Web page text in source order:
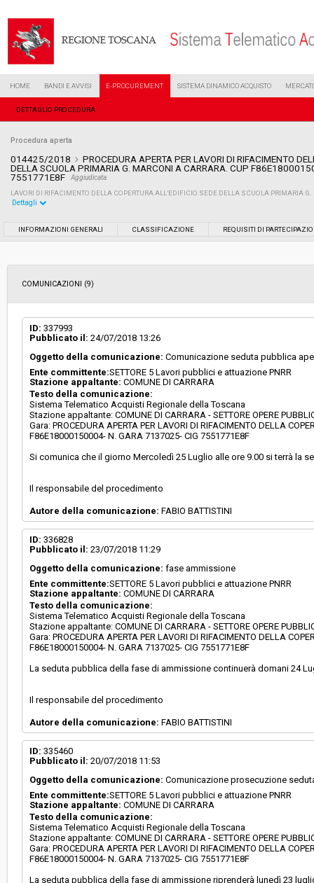
HOME BANDI E AVVISI E-PROCUREMENT SISTEMA DINAMICO ACQUISTO
DETTAGLIO PROCEDURA
Procedura aperta
014425/2018
PROCEDURA APERTA PER LAVORI DI RIFACIMENTO
DELLA SCUOLA PRIMARIA G. MARCONI A CARRARA. CUP
7551771E8F
Aggiudicata
LAVORI DI RIFACIMENTO DELLA COPERTURA ALL’EDIFICIO SEDE DELLA SCUOLA PRIMARIA
Data pubblicazione:
Svolgimento:
Responsabile attuale:
COMUNE DI CARRARA - SETTORE OPERE
PUBBLICHE/URBANISTICA E SUAP
Dettagli
INFORMAZIONI GENERALI CLASSIFICAZIONE REQUISITI DI
COMUNICAZIONI (9)
ID: 337993
Pubblicato il: 24/07/2018 13:26
Oggetto della comunicazione: Comunicazione seduta pubblica
Ente committente:SETTORE 5 Lavori pubblici e attuazione PNRR
Stazione appaltante: COMUNE DI CARRARA
Testo della comunicazione:
Sistema Telematico Acquisti Regionale della Toscana
Stazione appaltante: COMUNE DI CARRARA - SETTORE OPERE
Gara: PROCEDURA APERTA PER LAVORI DI RIFACIMENTO DELLA
F86E18000150004- N. GARA 7137025- CIG 7551771E8F
Si comunica che il giorno Mercoledì 25 Luglio alle ore 9.00 si terrà
Il responsabile del procedimento
Autore della comunicazione: FABIO BATTISTINI
ID: 336828
Pubblicato il: 23/07/2018 11:29
Oggetto della comunicazione: fase ammissione
Ente committente:SETTORE 5 Lavori pubblici e attuazione PNRR
Stazione appaltante: COMUNE DI CARRARA
Testo della comunicazione:
Sistema Telematico Acquisti Regionale della Toscana
Stazione appaltante: COMUNE DI CARRARA - SETTORE OPERE
Gara: PROCEDURA APERTA PER LAVORI DI RIFACIMENTO DELLA
F86E18000150004- N. GARA 7137025- CIG 7551771E8F
La seduta pubblica della fase di ammissione continuerà domani 24
Il responsabile del procedimento
Autore della comunicazione: FABIO BATTISTINI
ID: 335460
Pubblicato il: 20/07/2018 11:53
Oggetto della comunicazione: Comunicazione prosecuzione
Ente committente:SETTORE 5 Lavori pubblici e attuazione PNRR
Stazione appaltante: COMUNE DI CARRARA
Testo della comunicazione:
Sistema Telematico Acquisti Regionale della Toscana
Stazione appaltante: COMUNE DI CARRARA - SETTORE OPERE
Gara: PROCEDURA APERTA PER LAVORI DI RIFACIMENTO DELLA
F86E18000150004- N. GARA 7137025- CIG 7551771E8F
La seduta pubblica della fase di ammissione riprenderà lunedì 23